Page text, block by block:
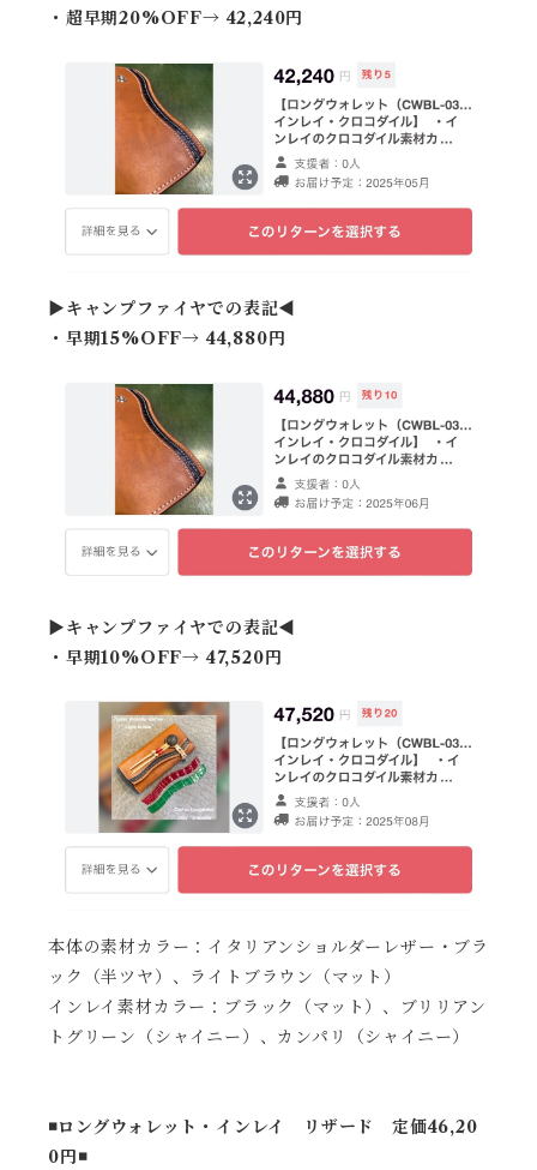
・超早期20%OFF→ 42,240円
▶︎キャンプファイヤでの表記◀︎
・早期15%OFF→ 44,880円
▶︎キャンプファイヤでの表記◀︎
・早期10%OFF→ 47,520円
本体の素材カラー：イタリアンショルダーレザー・ブラ
ック（半ツヤ）、ライトブラウン（マット）
インレイ素材カラー：ブラック（マット）、ブリリアン
トグリーン（シャイニー）、カンパリ（シャイニー）
◾️ロングウォレット・インレイ リザード 定価46,20
0円◾️